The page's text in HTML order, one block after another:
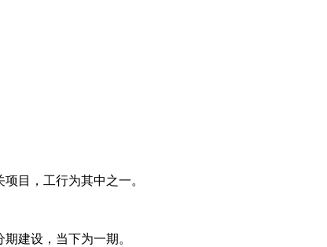
目，工行为其中之一。
建设，当下为一期。